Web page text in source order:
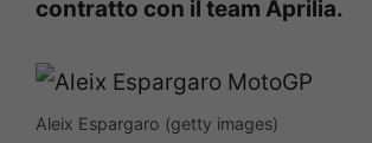
contratto con il team Aprilia.
Aleix Espargaro (getty images)